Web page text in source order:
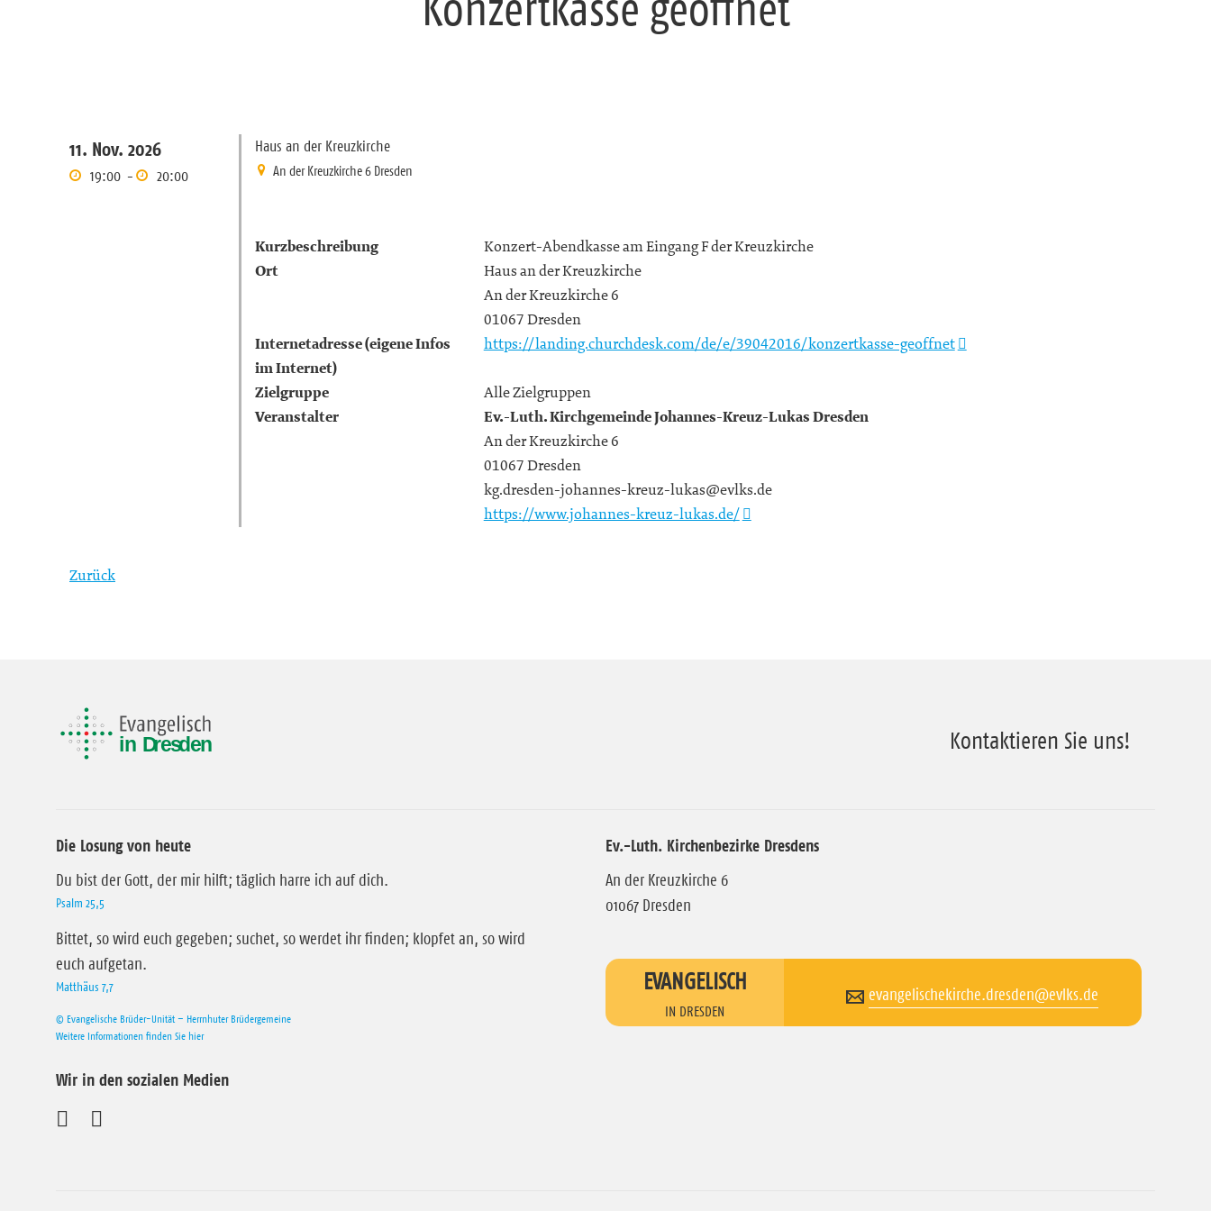
11. Nov. 2026
19:00 - 20:00
Haus an der Kreuzkirche
An der Kreuzkirche 6 Dresden
Kurzbeschreibung Konzert-Abendkasse am Eingang F der Kreuzkirche
Ort
Haus an der Kreuzkirche
An der Kreuzkirche 6
01067 Dresden
Internetadresse (eigene Infos
im Internet)
https://landing.churchdesk.com/de/e/39042016/konzertkasse-geoffnet
Zielgruppe Alle Zielgruppen
Veranstalter Ev.-Luth. Kirchgemeinde Johannes-Kreuz-Lukas Dresden
An der Kreuzkirche 6
01067 Dresden
kg.dresden-johannes-kreuz-lukas@evlks.de
https://www.johannes-kreuz-lukas.de/
Zurück
Kontaktieren Sie uns!
Die Losung von heute
Du bist der Gott, der mir hilft; täglich harre ich auf dich.
Psalm 25,5
Bittet, so wird euch gegeben; suchet, so werdet ihr finden; klopfet an, so wird
euch aufgetan.
Matthäus 7,7
© Evangelische Brüder-Unität – Herrnhuter Brüdergemeine
Weitere Informationen finden Sie hier
Wir in den sozialen Medien
Ev.-Luth. Kirchenbezirke Dresdens
An der Kreuzkirche 6
01067 Dresden
EVANGELISCH
IN DRESDEN
evangelischekirche.dresden@evlks.de